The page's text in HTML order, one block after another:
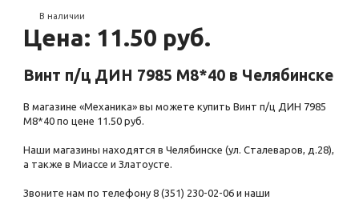
В наличии
Цена: 11.50 руб.
Винт п/ц ДИН 7985 М8*40 в Челябинске
В магазине «Механика» вы можете купить Винт п/ц ДИН 7985
М8*40 по цене 11.50 руб.
Наши магазины находятся в Челябинске (ул. Сталеваров, д.28),
а также в Миассе и Златоусте.
Звоните нам по телефону 8 (351) 230-02-06 и наши